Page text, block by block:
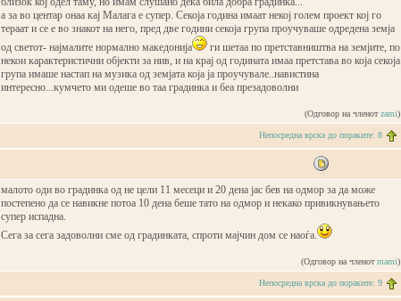
а за во центар онаа кај Малага е супер. Секоја година имаат некој голем проект кој го
тераат и се е во знакот на него, пред две години секоја група проучуваше одредена земја
од светот- најмалите нормално македонија
ги шетаа по претставништва на земјите, по
некои карактеристични објекти за нив, и на крај од годината имаа претстава во која секоја
група имаше настап на музика од земјата која ја проучувале..навистина
интересно...кумчето ми одеше во таа градинка и беа презадоволни
(Одговор на членотzami)
Непосредна врска до пораките: 8
малото оди во градинка од не цели 11 месеци и 20 дена јас бев на одмор за да може
постепено да се навикне потоа 10 дена беше тато на одмор и некако привикнувањето
супер испадна.
Сега за сега задоволни сме од градинката, спроти мајчин дом се наоѓа.
(Одговор на членотmami)
Непосредна врска до пораките: 9